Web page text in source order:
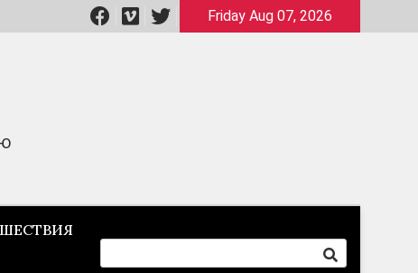
Friday Aug 07, 2026